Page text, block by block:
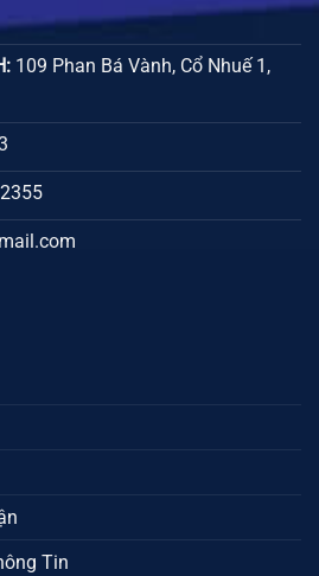
109 Phan Bá Vành, Cổ Nhuế 1,
Tin